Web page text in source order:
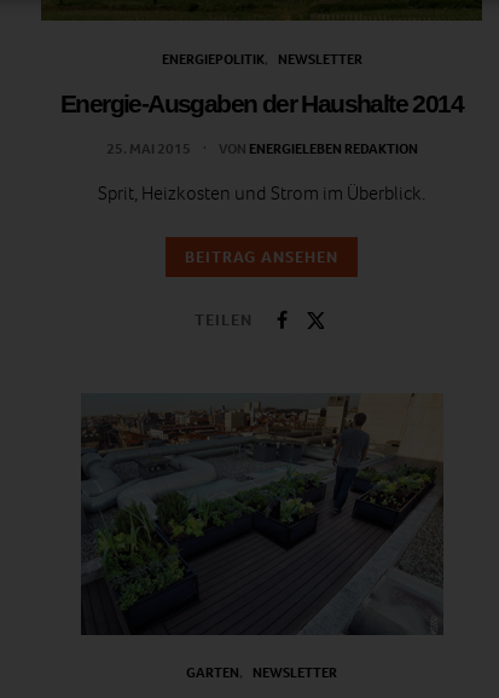
ENERGIEPOLITIK NEWSLETTER
Energie-Ausgaben der Haushalte 2014
25. MAI 2015 VON ENERGIELEBEN REDAKTION
Sprit, Heizkosten und Strom im Überblick.
BEITRAG ANSEHEN
TEILEN
GARTEN NEWSLETTER